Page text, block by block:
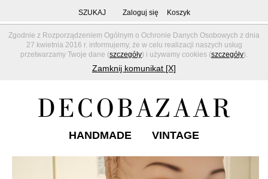
Zgodnie z Rozporządzeniem Ogólnym o Ochronie Danych Osobowych z dnia
27 kwietnia 2016 r. informujemy, że w celu realizacji naszych usług
przetwarzamy Twoje dane (szczegóły) i używamy cookies (szczegóły).
Zamknij komunikat [X]
SZUKAJ Zaloguj się Koszyk
HANDMADE VINTAGE